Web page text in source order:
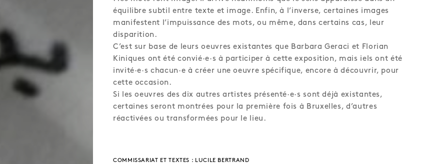
équilibre subtil entre texte et image. Enfin, à l’inverse, certaines images
manifestent l’impuissance des mots, ou même, dans certains cas, leur
disparition.
C’est sur base de leurs oeuvres existantes que Barbara Geraci et Florian
Kiniques ont été convié·e·s à participer à cette exposition, mais iels ont été
invité·e·s chacun·e à créer une oeuvre spécifique, encore à découvrir, pour
cette occasion.
Si les oeuvres des dix autres artistes présenté·e·s sont déjà existantes,
certaines seront montrées pour la première fois à Bruxelles, d’autres
réactivées ou transformées pour le lieu.
COMMISSARIAT ET TEXTES : LUCILE BERTRAND